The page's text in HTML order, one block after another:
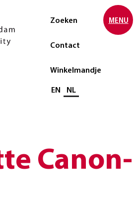
Zoeken
Contact
Winkelmandje
Selecteer taal
EN NL
MENU
Canon-